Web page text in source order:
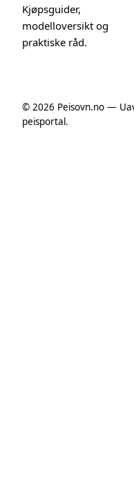
Kjøpsguider,
modelloversikt og
praktiske råd.
© 2026 Peisovn.no —
peisportal.